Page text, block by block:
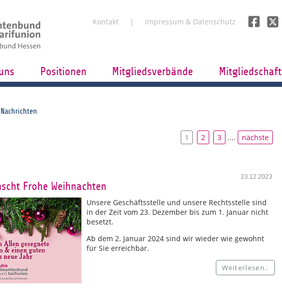
Kontakt Impressum & Datenschutz
Positionen Mitgliedsverbände Mitgliedschaft
Nachrichten
1 2 3 .... nächste
23.12.2023
Frohe Weihnachten
Unsere Geschäftsstelle und unsere Rechtsstelle sind
in der Zeit vom 23. Dezember bis zum 1. Januar nicht
besetzt.
Ab dem 2. Januar 2024 sind wir wieder wie gewohnt
für Sie erreichbar.
Weiterlesen..